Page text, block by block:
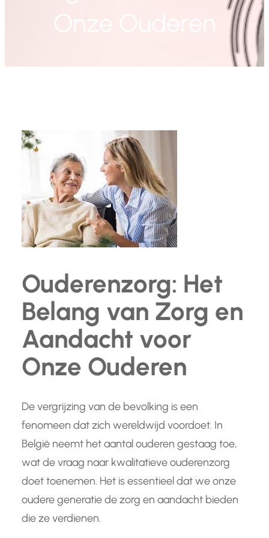
Ouderenzorg: Het
Belang van Zorg en
Aandacht voor
Onze Ouderen
De vergrijzing van de bevolking is een
fenomeen dat zich wereldwijd voordoet. In
België neemt het aantal ouderen gestaag toe,
wat de vraag naar kwalitatieve ouderenzorg
doet toenemen. Het is essentieel dat we onze
oudere generatie de zorg en aandacht bieden
die ze verdienen.